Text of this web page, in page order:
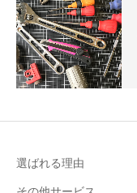
選ばれる理由